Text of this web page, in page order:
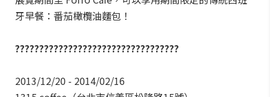
牙早餐：番茄橄欖油麵包！
??????????????????????????????????
2013/12/20 - 2014/02/16